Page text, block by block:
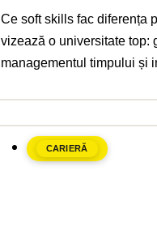
Ce soft skills fac diferența
vizează o universitate top:
managementul timpului și
CARIERĂ